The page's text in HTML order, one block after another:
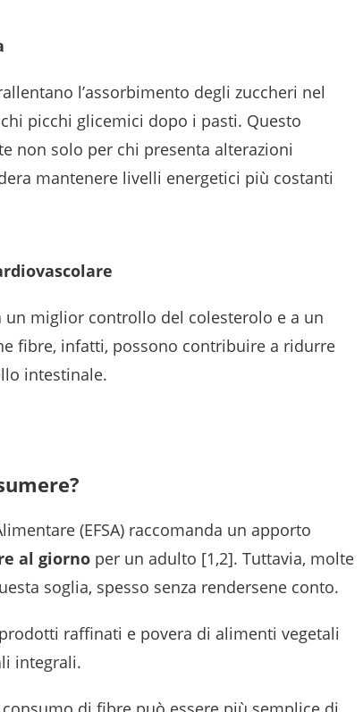
l’assorbimento degli zuccheri nel
picchi glicemici dopo i pasti. Questo
non solo per chi presenta alterazioni
mantenere livelli energetici più costanti
un miglior controllo del colesterolo e a un
fibre, infatti, possono contribuire a ridurre
intestinale.
(EFSA) raccomanda un apporto
al giorno per un adulto [1,2]. Tuttavia, molte
soglia, spesso senza rendersene conto.
raffinati e povera di alimenti vegetali
integrali.